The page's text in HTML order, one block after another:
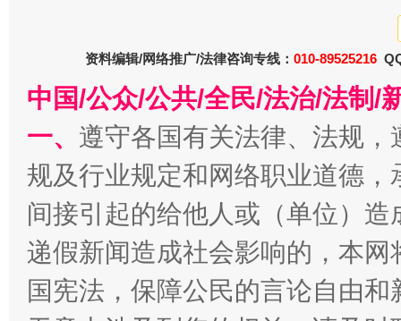
今
资料编辑/网络推广/法律咨询专线： 010-89525216
中国/公众/公共/全民/法治/法制/
一、 遵守各国有关法律、法规
规及行业规定和网络职业道德
间接引起的给他人或（单位）
递假新闻造成社会影响的，本
国宪法，保障公民的言论自由